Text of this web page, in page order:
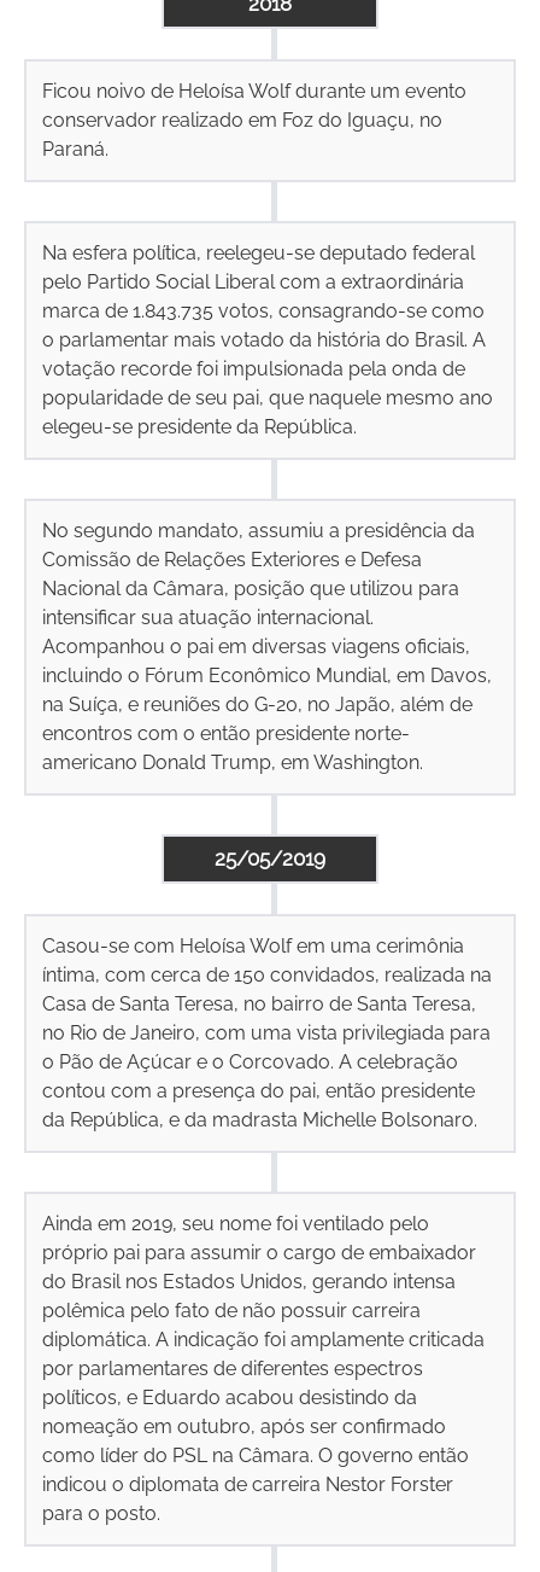
Ficou noivo de Heloísa Wolf durante um evento
conservador realizado em Foz do Iguaçu, no
Paraná.
Na esfera política, reelegeu-se deputado federal
pelo Partido Social Liberal com a extraordinária
marca de 1.843.735 votos, consagrando-se como
o parlamentar mais votado da história do Brasil. A
votação recorde foi impulsionada pela onda de
popularidade de seu pai, que naquele mesmo ano
elegeu-se presidente da República.
No segundo mandato, assumiu a presidência da
Comissão de Relações Exteriores e Defesa
Nacional da Câmara, posição que utilizou para
intensificar sua atuação internacional.
Acompanhou o pai em diversas viagens oficiais,
incluindo o Fórum Econômico Mundial, em Davos,
na Suíça, e reuniões do G-20, no Japão, além de
encontros com o então presidente norte-
americano Donald Trump, em Washington.
25/05/2019
Casou-se com Heloísa Wolf em uma cerimônia
íntima, com cerca de 150 convidados, realizada na
Casa de Santa Teresa, no bairro de Santa Teresa,
no Rio de Janeiro, com uma vista privilegiada para
o Pão de Açúcar e o Corcovado. A celebração
contou com a presença do pai, então presidente
da República, e da madrasta Michelle Bolsonaro.
Ainda em 2019, seu nome foi ventilado pelo
próprio pai para assumir o cargo de embaixador
do Brasil nos Estados Unidos, gerando intensa
polêmica pelo fato de não possuir carreira
diplomática. A indicação foi amplamente criticada
por parlamentares de diferentes espectros
políticos, e Eduardo acabou desistindo da
nomeação em outubro, após ser confirmado
como líder do PSL na Câmara. O governo então
indicou o diplomata de carreira Nestor Forster
para o posto.